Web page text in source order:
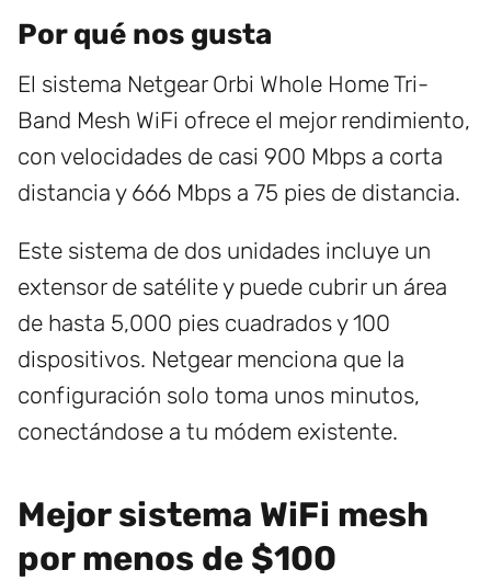
Por qué nos gusta
El sistema Netgear Orbi Whole Home Tri-
Band Mesh WiFi ofrece el mejor rendimiento,
con velocidades de casi 900 Mbps a corta
distancia y 666 Mbps a 75 pies de distancia.
Este sistema de dos unidades incluye un
extensor de satélite y puede cubrir un área
de hasta 5,000 pies cuadrados y 100
dispositivos. Netgear menciona que la
configuración solo toma unos minutos,
conectándose a tu módem existente.
Mejor sistema WiFi mesh
por menos de $100